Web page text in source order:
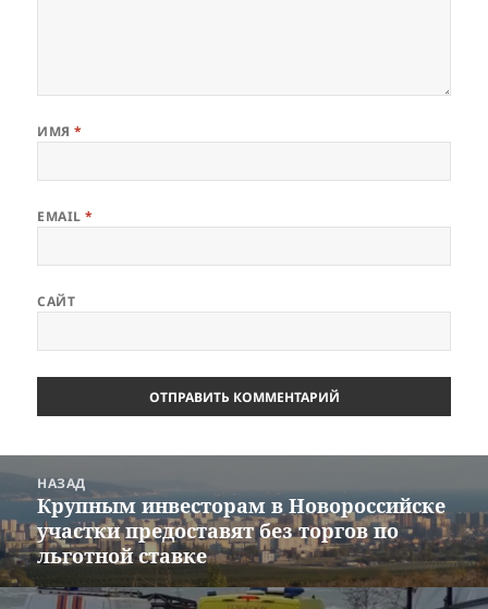
ИМЯ*
EMAIL*
САЙТ
записям
НАЗАД
Предыдущая
запись:
Крупным инвесторам в Новороссийске
участки предоставят без торгов по
льготной ставке